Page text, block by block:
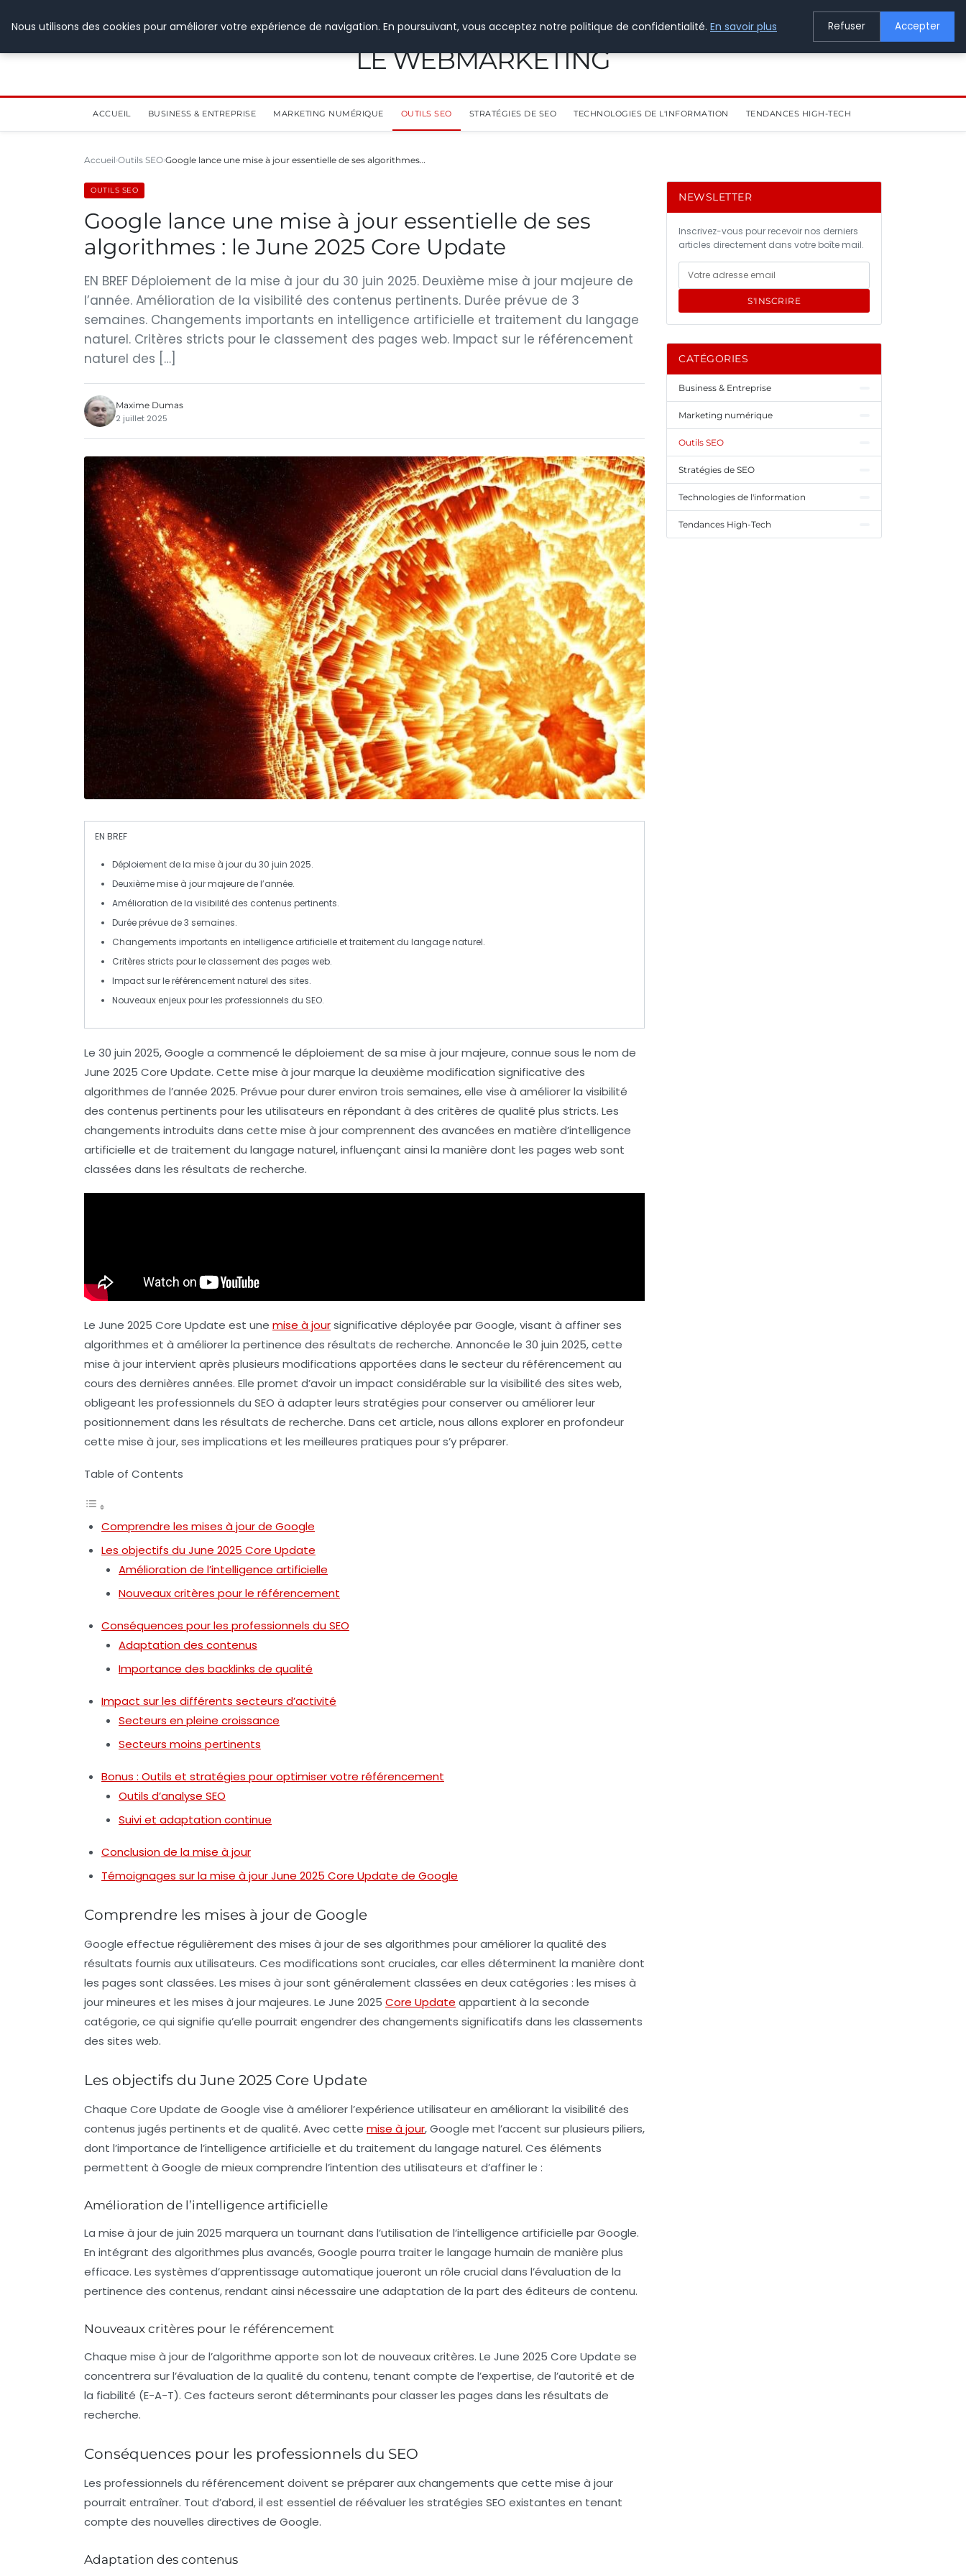
LE WEBMARKETING
ACCUEIL BUSINESS & ENTREPRISE MARKETING NUMÉRIQUE OUTILS SEO STRATÉGIES DE SEO TECHNOLOGIES DE L'INFORMATION TENDANCES HIGH-TECH
Accueil Outils SEO Google lance une mise à jour essentielle de ses algorithmes…
OUTILS SEO
Google lance une mise à jour essentielle de ses
algorithmes : le June 2025 Core Update
EN BREF Déploiement de la mise à jour du 30 juin 2025. Deuxième mise à jour majeure de
l’année. Amélioration de la visibilité des contenus pertinents. Durée prévue de 3
semaines. Changements importants en intelligence artificielle et traitement du langage
naturel. Critères stricts pour le classement des pages web. Impact sur le référencement
naturel des […]
Maxime Dumas
2 juillet 2025
EN BREF
Déploiement de la mise à jour du 30 juin 2025.
Deuxième mise à jourmajeure de l’année.
Amélioration de la visibilité des contenus pertinents.
Duréeprévue de 3 semaines.
Changements importants en intelligence artificielle et traitement du langage naturel.
Critères stricts pour le classement des pages web.
Impact sur leréférencementnaturel des sites.
Nouveaux enjeux pour les professionnels du SEO.
Le 30 juin 2025, Google a commencé le déploiement de sa mise à jour majeure, connue sous le nom de
June 2025 Core Update. Cette mise à jour marque la deuxième modification significative des
algorithmes de l’année 2025. Prévue pour durer environ trois semaines, elle vise à améliorer la visibilité
des contenus pertinents pour les utilisateurs en répondant à des critères de qualité plus stricts. Les
changements introduits dans cette mise à jour comprennent des avancées en matière d’intelligence
artificielle et de traitement du langage naturel, influençant ainsi la manière dont les pages web sont
classées dans les résultats de recherche.
Le June 2025 Core Update est une mise à joursignificative déployée par Google, visant à affiner ses
algorithmes et à améliorer la pertinence des résultats de recherche. Annoncée le 30 juin 2025, cette
mise à jour intervient après plusieurs modifications apportées dans le secteur du référencement au
cours des dernières années. Elle promet d’avoir un impact considérable sur la visibilité des sites web,
obligeant les professionnels du SEO à adapter leurs stratégies pour conserver ou améliorer leur
positionnement dans les résultats de recherche. Dans cet article, nous allons explorer en profondeur
cette mise à jour, ses implications et les meilleures pratiques pour s’y préparer.
Table of Contents
Comprendre les mises à jour de Google
Les objectifs du June 2025 Core Update
Amélioration de l’intelligence artificielle
Nouveaux critères pour le référencement
Conséquences pour les professionnels du SEO
Adaptation des contenus
Importance des backlinks de qualité
Impact sur les différents secteurs d’activité
Secteurs en pleine croissance
Secteurs moins pertinents
Bonus : Outils et stratégies pour optimiser votre référencement
Outils d’analyse SEO
Suivi et adaptation continue
Conclusion de la mise à jour
Témoignages sur la mise à jour June 2025 Core Update de Google
Comprendre les mises à jour de Google
Google effectue régulièrement des mises à jour de ses algorithmes pour améliorer la qualité des
résultats fournis aux utilisateurs. Ces modifications sont cruciales, car elles déterminent la manière dont
les pages sont classées. Les mises à jour sont généralement classées en deux catégories : les mises à
jour mineures et les mises à jour majeures. Le June 2025 Core Update appartient à la seconde
catégorie, ce qui signifie qu’elle pourrait engendrer des changements significatifs dans les classements
des sites web.
Les objectifs du June 2025 Core Update
Chaque Core Update de Google vise à améliorer l’expérience utilisateur en améliorant la visibilité des
contenus jugés pertinents et de qualité. Avec cette mise à jour, Google met l’accent sur plusieurs piliers,
dont l’importance de l’intelligence artificielle et du traitement du langage naturel. Ces éléments
permettent à Google de mieux comprendre l’intention des utilisateurs et d’affiner le :
Amélioration de l’intelligence artificielle
La mise à jour de juin 2025 marquera un tournant dans l’utilisation de l’intelligence artificielle par Google.
En intégrant des algorithmes plus avancés, Google pourra traiter le langage humain de manière plus
efficace. Les systèmes d’apprentissage automatique joueront un rôle crucial dans l’évaluation de la
pertinence des contenus, rendant ainsi nécessaire une adaptation de la part des éditeurs de contenu.
Nouveaux critères pour le référencement
Chaque mise à jour de l’algorithme apporte son lot de nouveaux critères. Le June 2025 Core Update se
concentrera sur l’évaluation de la qualité du contenu, tenant compte de l’expertise, de l’autorité et de
la fiabilité (E-A-T). Ces facteurs seront déterminants pour classer les pages dans les résultats de
recherche.
Conséquences pour les professionnels du SEO
Les professionnels du référencement doivent se préparer aux changements que cette mise à jour
pourrait entraîner. Tout d’abord, il est essentiel de réévaluer les stratégies SEO existantes en tenant
compte des nouvelles directives de Google.
Adaptation des contenus
NEWSLETTER
Inscrivez-vous pour recevoir nos derniers
articles directement dans votre boîte mail.
S'INSCRIRE
CATÉGORIES
Business & Entreprise
Marketing numérique
Outils SEO
Stratégies de SEO
Technologies de l'information
Tendances High-Tech
Nous utilisons des cookies pour améliorer votre expérience de navigation. En poursuivant, vous acceptez notre politique de confidentialité. En savoir plus Refuser Accepter